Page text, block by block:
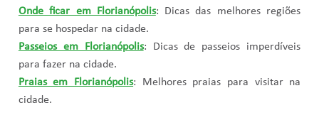
Onde ficar em Florianópolis: Dicas das melhores regiões
para se hospedar na cidade.
Passeios em Florianópolis: Dicas de passeios imperdíveis
para fazer na cidade.
Praias em Florianópolis: Melhores praias para visitar na
cidade.